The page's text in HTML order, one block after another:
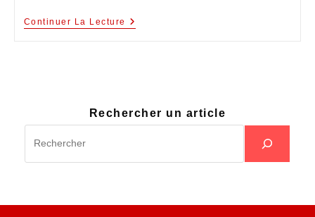
Continuer La Lecture
Rechercher un article